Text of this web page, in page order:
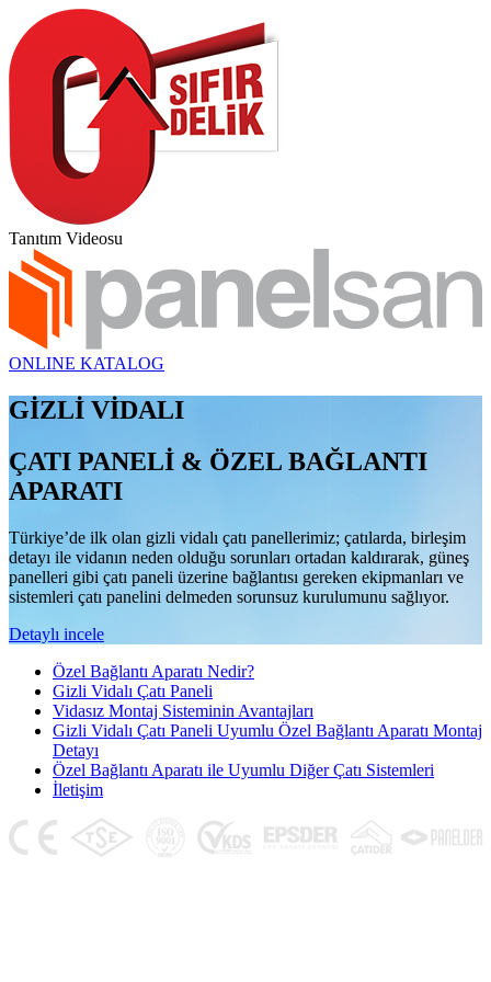
Tanıtım Videosu
ONLINE KATALOG
GİZLİ VİDALI
ÇATI PANELİ & ÖZEL BAĞLANTI
APARATI
Türkiye’de ilk olan gizli vidalı çatı panellerimiz; çatılarda, birleşim
detayı ile vidanın neden olduğu sorunları ortadan kaldırarak, güneş
panelleri gibi çatı paneli üzerine bağlantısı gereken ekipmanları ve
sistemleri çatı panelini delmeden sorunsuz kurulumunu sağlıyor.
Detaylı incele
Özel Bağlantı Aparatı Nedir?
Gizli Vidalı Çatı Paneli
Vidasız Montaj Sisteminin Avantajları
Gizli Vidalı Çatı Paneli Uyumlu Özel Bağlantı Aparatı Montaj
Detayı
Özel Bağlantı Aparatı ile Uyumlu Diğer Çatı Sistemleri
İletişim